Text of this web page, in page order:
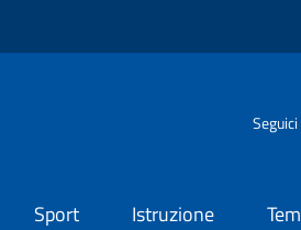
Sport Istruzione